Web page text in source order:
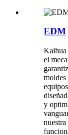
EDM
Kaihua
el
moldes
y